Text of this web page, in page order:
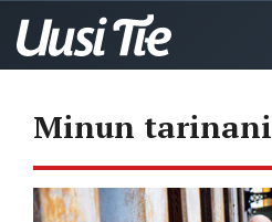
Minun tarinani